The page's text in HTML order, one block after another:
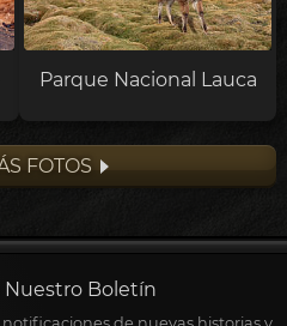
Parque Nacional Lauca
FOTOS
Nuestro Boletín